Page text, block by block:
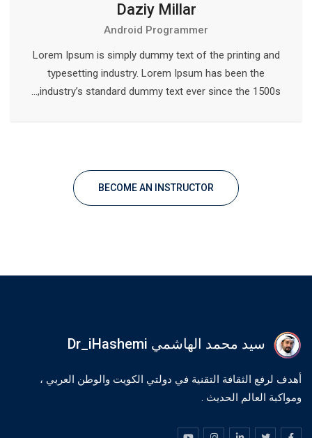
Daziy Millar
Android Programmer
Lorem Ipsum is simply dummy text of the printing and
typesetting industry. Lorem Ipsum has been the
industry’s standard dummy text ever since the 1500s,…
BECOME AN INSTRUCTOR
سيد محمد الهاشمي Dr_iHashemi
أهدف لرفع الثقافة التقنية في دولتي الكويت والوطن العربي ،
ومواكبة العالم الحديث .